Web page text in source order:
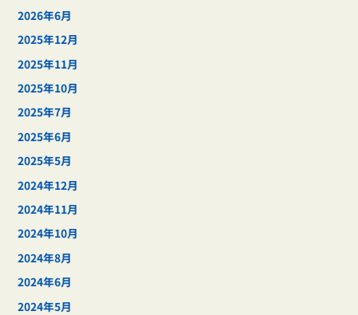
2026年6月
2025年12月
2025年11月
2025年10月
2025年7月
2025年6月
2025年5月
2024年12月
2024年11月
2024年10月
2024年8月
2024年6月
2024年5月